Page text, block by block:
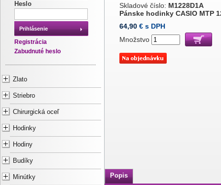
Heslo
Prihlásenie
Registrácia
Zabudnuté heslo
Zlato
Striebro
Chirurgická oceľ
Hodinky
Hodiny
Budíky
Minútky
Skladové číslo: M1228D1A
Pánske hodinky CASIO MTP
64,90 € s DPH
Množstvo
Popis